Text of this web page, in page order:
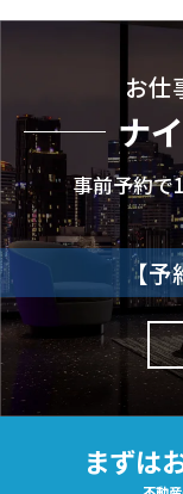
お仕
ナ
事前予約で
【予
まずは